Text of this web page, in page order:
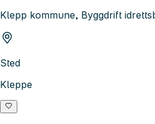
Klepp kommune, Byggdrift
Sted
Kleppe